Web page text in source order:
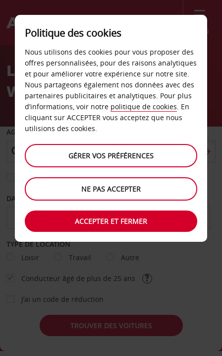
Menu
Welcome
AvisLocation de voiture King
Williamstown
AGENCE DE DÉPART
Sélectionnez une autre agence de retour
DATE DE DÉPART DATE DE RETOUR
TYPE DE LOCATION
Loisir
Travail Autre
Conducteur âgé de plus de 25 ans
J’ai un code de réduction
TROUVER DES VOITURES
Politique des cookies
Nous utilisons des cookies pour vous proposer des
offres personnalisées, pour des raisons analytiques
et pour améliorer votre expérience sur notre site.
Nous partageons également nos données avec des
partenaires publicitaires et analytiques. Pour plus
d’informations, voir notre politique de cookies. En
cliquant sur ACCEPTER vous acceptez que nous
utilisions des cookies.
GÉRER VOS PRÉFÉRENCES
NE PAS ACCEPTER
ACCEPTER ET FERMER